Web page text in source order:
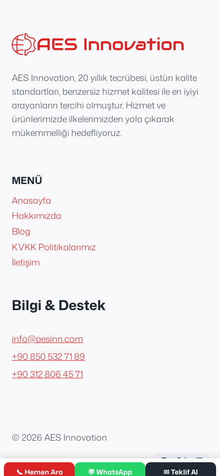
AES Innovation, 20 yıllık tecrübesi, üstün kalite
standartları, benzersiz hizmet kalitesi ile en iyiyi
arayanların tercihi olmuştur. Hizmet ve
ürünlerimizde ilkelerimizden yola çıkarak
mükemmelliği hedefliyoruz.
MENÜ
Anasayfa
Hakkımızda
Blog
KVKK Politikalarımız
İletişim
Bilgi & Destek
info@aesinn.com
+90 850 532 71 89
+90 312 806 45 71
© 2026 AES Innovation
📞 Hemen Ara 💬 WhatsApp ✉ Teklif Al